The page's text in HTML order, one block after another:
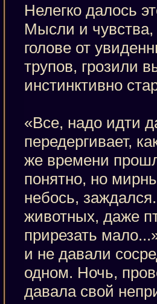
Нелегко далось
Мысли и
голове от
трупов, грозили
инстинктивно
«Все, надо идти
передергивает,
же времени
понятно, но
небось,
животных, даже
прирезать
и не давали
одном. Ночь,
давала свой